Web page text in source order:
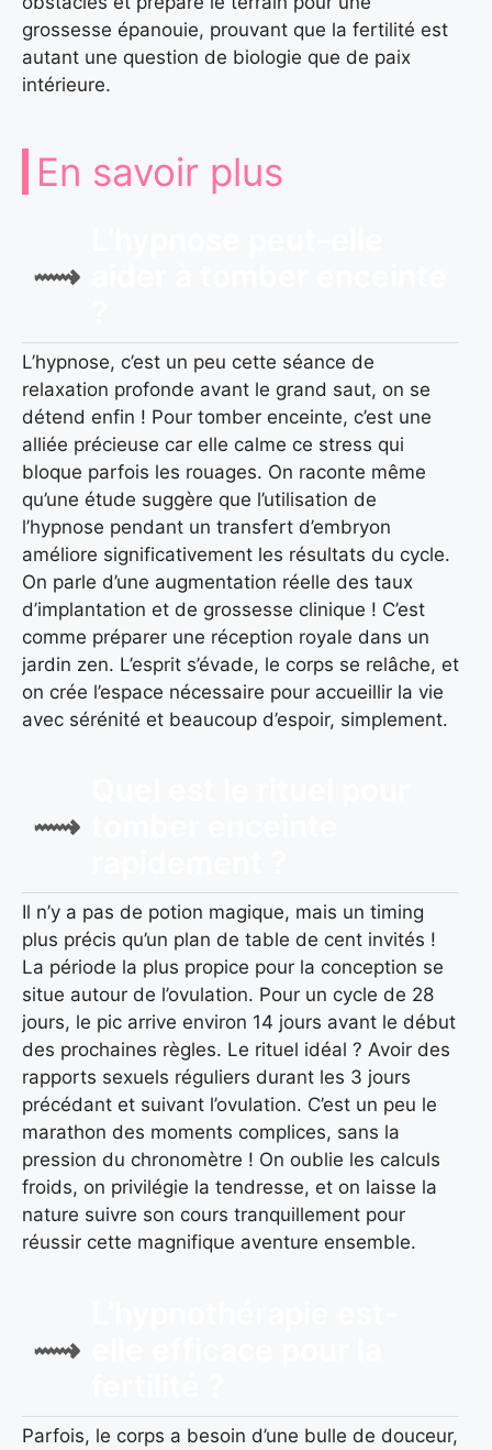
grossesse épanouie, prouvant que la fertilité est
autant une question de biologie que de paix
intérieure.
En savoir plus
L’hypnose, c’est un peu cette séance de
relaxation profonde avant le grand saut, on se
détend enfin ! Pour tomber enceinte, c’est une
alliée précieuse car elle calme ce stress qui
bloque parfois les rouages. On raconte même
qu’une étude suggère que l’utilisation de
l’hypnose pendant un transfert d’embryon
améliore significativement les résultats du cycle.
On parle d’une augmentation réelle des taux
d’implantation et de grossesse clinique ! C’est
comme préparer une réception royale dans un
jardin zen. L’esprit s’évade, le corps se relâche, et
on crée l’espace nécessaire pour accueillir la vie
avec sérénité et beaucoup d’espoir, simplement.
Il n’y a pas de potion magique, mais un timing
plus précis qu’un plan de table de cent invités !
La période la plus propice pour la conception se
situe autour de l’ovulation. Pour un cycle de 28
jours, le pic arrive environ 14 jours avant le début
des prochaines règles. Le rituel idéal ? Avoir des
rapports sexuels réguliers durant les 3 jours
précédant et suivant l’ovulation. C’est un peu le
marathon des moments complices, sans la
pression du chronomètre ! On oublie les calculs
froids, on privilégie la tendresse, et on laisse la
nature suivre son cours tranquillement pour
réussir cette magnifique aventure ensemble.
Parfois, le corps a besoin d’une bulle de douceur,